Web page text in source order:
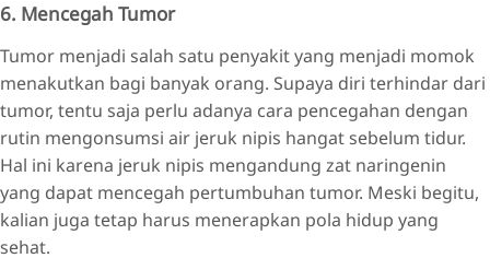
6. Mencegah Tumor
Tumor menjadi salah satu penyakit yang menjadi momok
menakutkan bagi banyak orang. Supaya diri terhindar dari
tumor, tentu saja perlu adanya cara pencegahan dengan
rutin mengonsumsi air jeruk nipis hangat sebelum tidur.
Hal ini karena jeruk nipis mengandung zat naringenin
yang dapat mencegah pertumbuhan tumor. Meski begitu,
kalian juga tetap harus menerapkan pola hidup yang
sehat.